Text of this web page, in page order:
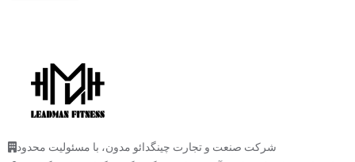
شرکت صنعت و تجارت چینگدائو مدون، با مسئولیت محدود